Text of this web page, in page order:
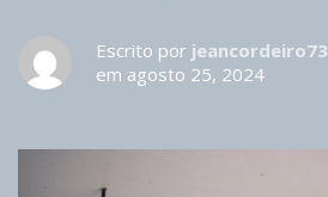
Escrito por jeancordeiro73
em agosto 25, 2024